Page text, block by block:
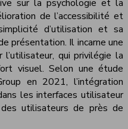
sur la psychologie et la
de l’accessibilité et
d’utilisation et sa
présentation. Il incarne une
qui privilégie la
visuel. Selon une étude
en 2021, l’intégration
les interfaces utilisateur
utilisateurs de près de